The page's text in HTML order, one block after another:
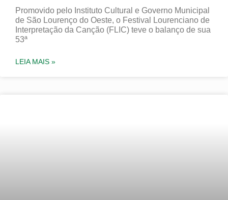
Promovido pelo Instituto Cultural e Governo Municipal
de São Lourenço do Oeste, o Festival Lourenciano de
Interpretação da Canção (FLIC) teve o balanço de sua
53ª
LEIA MAIS »